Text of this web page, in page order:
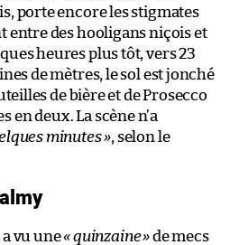
porte encore les stigmates
des hooligans niçois et
heures plus tôt, vers 23
de mètres, le sol est jonché
de bière et de Prosecco
en deux. La scène n’a
minutes », selon le
a vu une« quinzaine»de mecs